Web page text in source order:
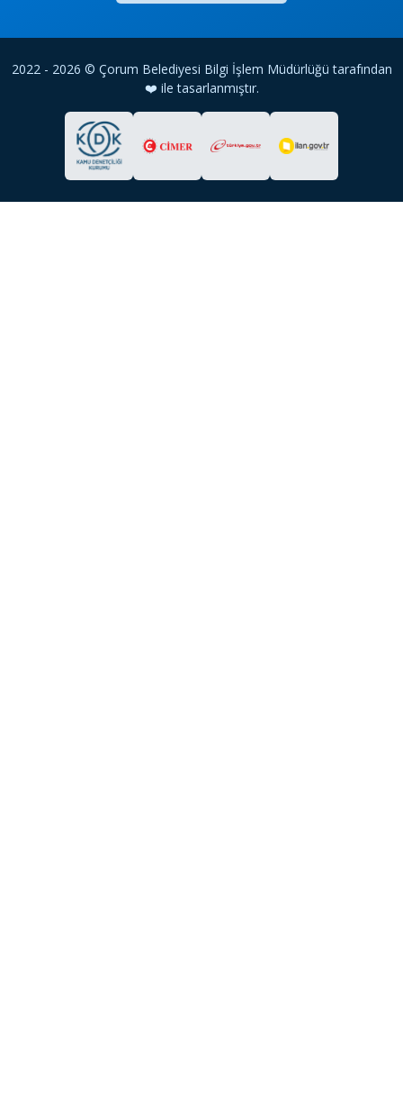
2022 - 2026 © Çorum Belediyesi Bilgi İşlem Müdürlüğü tarafından
❤️ ile tasarlanmıştır.